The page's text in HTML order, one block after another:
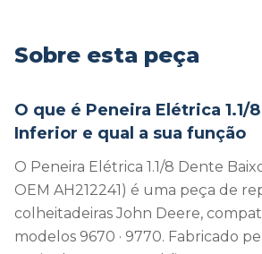
Sobre esta peça
O que é Peneira Elétrica 1.1/
Inferior e qual a sua função
O Peneira Elétrica 1.1/8 Dente
OEM AH212241) é uma peça de
colheitadeiras John Deere,
modelos 9670 · 9770. Fabricado